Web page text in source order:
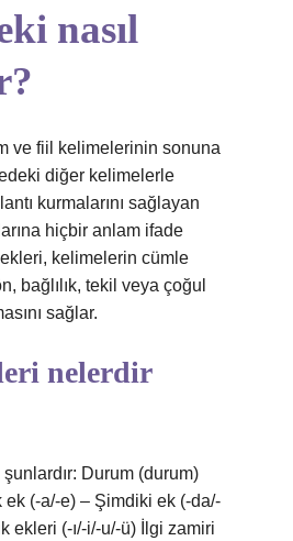
nasıl
ve fiil kelimelerinin sonuna
diğer kelimelerle
kurmalarını sağlayan
hiçbir anlam ifade
kelimelerin cümle
bağlılık, tekil veya çoğul
sağlar.
nelerdir
Durum (durum)
ek (-a/-e) – Şimdiki ek (-da/-
ekleri (-ı/-i/-u/-ü) İlgi zamiri